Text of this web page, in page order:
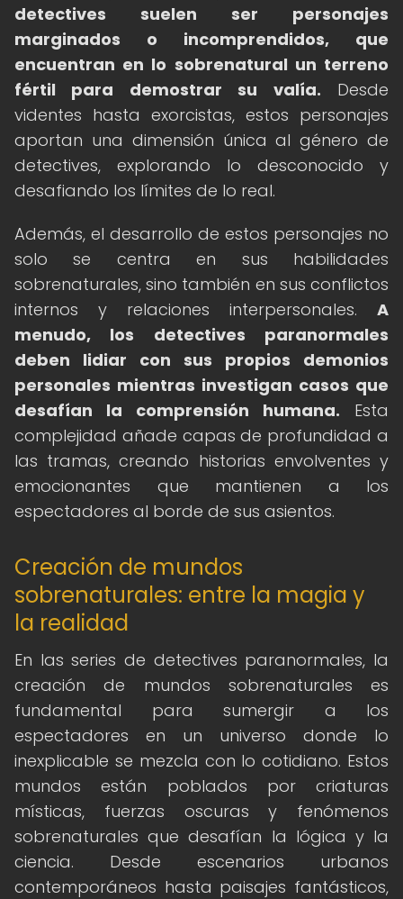
detectives suelen ser personajes
marginados o incomprendidos, que
encuentran en lo sobrenatural un terreno
fértil para demostrar su valía. Desde
videntes hasta exorcistas, estos personajes
aportan una dimensión única al género de
detectives, explorando lo desconocido y
desafiando los límites de lo real.
Además, el desarrollo de estos personajes no
solo se centra en sus habilidades
sobrenaturales, sino también en sus conflictos
internos y relaciones interpersonales. A
menudo, los detectives paranormales
deben lidiar con sus propios demonios
personales mientras investigan casos que
desafían la comprensión humana. Esta
complejidad añade capas de profundidad a
las tramas, creando historias envolventes y
emocionantes que mantienen a los
espectadores al borde de sus asientos.
Creación de mundos
sobrenaturales: entre la magia y
la realidad
En las series de detectives paranormales, la
creación de mundos sobrenaturales es
fundamental para sumergir a los
espectadores en un universo donde lo
inexplicable se mezcla con lo cotidiano. Estos
mundos están poblados por criaturas
místicas, fuerzas oscuras y fenómenos
sobrenaturales que desafían la lógica y la
ciencia. Desde escenarios urbanos
contemporáneos hasta paisajes fantásticos,